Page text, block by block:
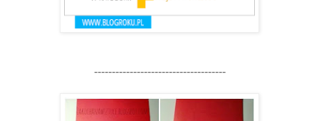
-------------------------------------